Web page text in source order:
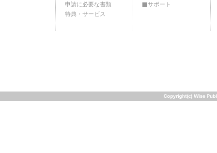
申請に必要な書類
特典・サービス
サポート